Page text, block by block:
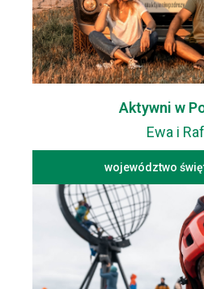
Aktywni w
Ewa i
województwo